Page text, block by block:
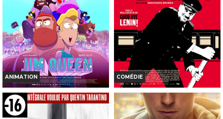
ANIMATION
JIM QUEEN
Horaires et Infos
COMÉDIE
LE HÉROS DE BERLIN
Horaires et Infos